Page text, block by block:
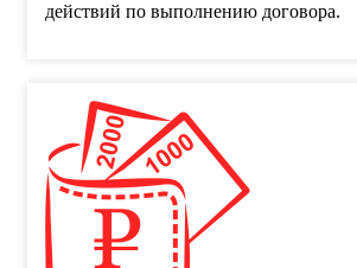
действий по выполнению договора.